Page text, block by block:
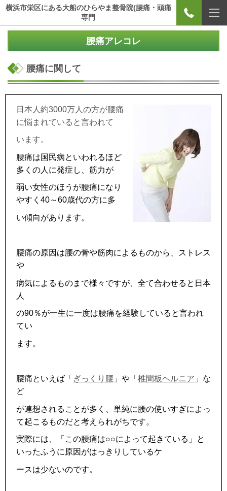
横浜市栄区にある大船のひらやま整骨院(腰痛・頭痛
専門
腰痛アレコレ
腰痛に関して
日本人 約3000万人の方が腰痛
に悩まれていると言われて
います。
腰痛は国民病といわれるほど
多くの人に発症し、筋力が
弱い女性のほうが腰痛になり
やすく 40～60歳代の方に多
い傾向があります。
腰痛の原因は腰の骨や筋肉によるものから、ストレス
や
病気によるものまで様々ですが、全て合わせると日本
人
の90％が一生に一度は腰痛を経験していると言われ
てい
ます。
腰痛といえば「 ぎっくり腰 」や「 椎間板ヘルニア 」な
ど
が連想されることが多く、単純に腰の使いすぎによっ
て起こるものだと考えられがちです。
実際には、「この腰痛は○○によって起きている」と
いったふうに原因がはっきりしているケ
ースは少ないのです。